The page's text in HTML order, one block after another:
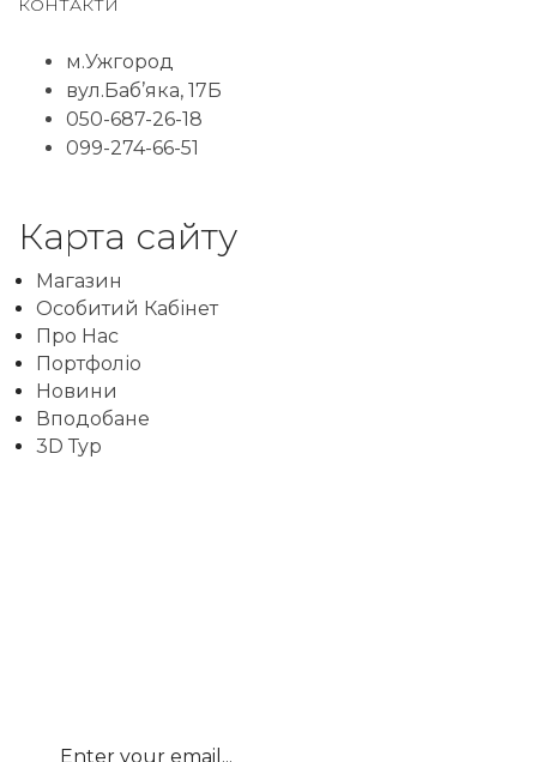
КОНТАКТИ
м.Ужгород
вул.Баб’яка, 17Б
050-687-26-18
099-274-66-51
Карта сайту
Магазин
Особитий Кабінет
Про Нас
Портфоліо
Новини
Вподобане
3D Тур